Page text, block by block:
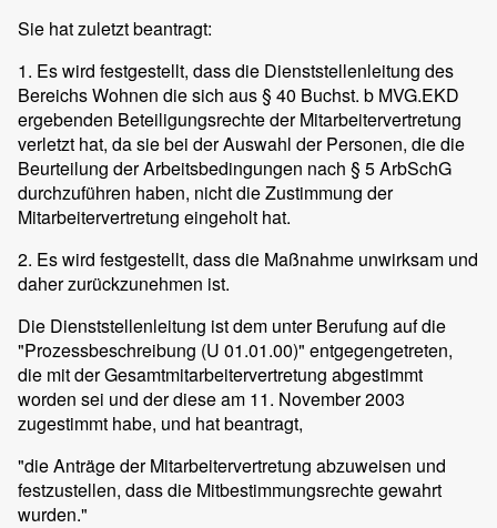
Sie hat zuletzt beantragt:
1. Es wird festgestellt, dass die Dienststellenleitung des
Bereichs Wohnen die sich aus § 40 Buchst. b MVG.EKD
ergebenden Beteiligungsrechte der Mitarbeitervertretung
verletzt hat, da sie bei der Auswahl der Personen, die die
Beurteilung der Arbeitsbedingungen nach § 5 ArbSchG
durchzuführen haben, nicht die Zustimmung der
Mitarbeitervertretung eingeholt hat.
2. Es wird festgestellt, dass die Maßnahme unwirksam und
daher zurückzunehmen ist.
Die Dienststellenleitung ist dem unter Berufung auf die
"Prozessbeschreibung (U 01.01.00)" entgegengetreten,
die mit der Gesamtmitarbeitervertretung abgestimmt
worden sei und der diese am 11. November 2003
zugestimmt habe, und hat beantragt,
"die Anträge der Mitarbeitervertretung abzuweisen und
festzustellen, dass die Mitbestimmungsrechte gewahrt
wurden."